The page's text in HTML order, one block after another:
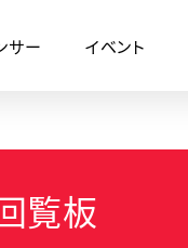
サー イベント
覧板